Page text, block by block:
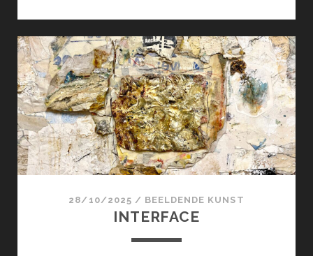
28/10/2025 / BEELDENDE KUNST
INTERFACE